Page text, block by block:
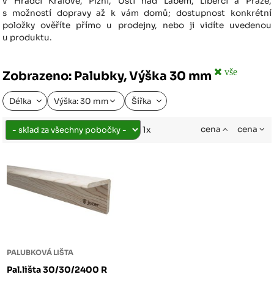
s možností dopravy až k vám domů; dostupnost konkrétní
položky ověříte přímo u prodejny, nebo ji vidíte uvedenou
u produktu.
Zobrazeno: Palubky, Výška 30 mm vše
Délka Výška: 30 mm Šířka
1x cena cena
PALUBKOVÁ LIŠTA
Pal.lišta 30/30/2400 R